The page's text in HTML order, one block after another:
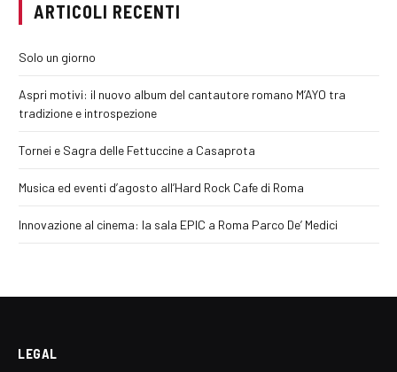
ARTICOLI RECENTI
Solo un giorno
Aspri motivi: il nuovo album del cantautore romano M’AYO tra
tradizione e introspezione
Tornei e Sagra delle Fettuccine a Casaprota
Musica ed eventi d’agosto all’Hard Rock Cafe di Roma
Innovazione al cinema: la sala EPIC a Roma Parco De’ Medici
LEGAL